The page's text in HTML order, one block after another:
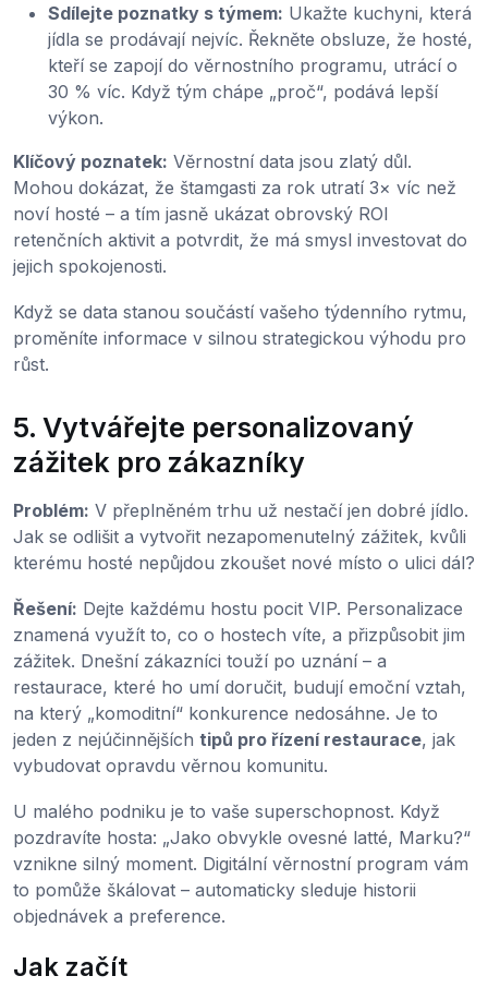
Sdílejte poznatky s týmem: Ukažte kuchyni, která
jídla se prodávají nejvíc. Řekněte obsluze, že hosté,
kteří se zapojí do věrnostního programu, utrácí o
30 % víc. Když tým chápe „proč“, podává lepší
výkon.
Klíčový poznatek: Věrnostní data jsou zlatý důl.
Mohou dokázat, že štamgasti za rok utratí 3× víc než
noví hosté – a tím jasně ukázat obrovský ROI
retenčních aktivit a potvrdit, že má smysl investovat do
jejich spokojenosti.
Když se data stanou součástí vašeho týdenního rytmu,
proměníte informace v silnou strategickou výhodu pro
růst.
5. Vytvářejte personalizovaný
zážitek pro zákazníky
Problém: V přeplněném trhu už nestačí jen dobré jídlo.
Jak se odlišit a vytvořit nezapomenutelný zážitek, kvůli
kterému hosté nepůjdou zkoušet nové místo o ulici dál?
Řešení: Dejte každému hostu pocit VIP. Personalizace
znamená využít to, co o hostech víte, a přizpůsobit jim
zážitek. Dnešní zákazníci touží po uznání – a
restaurace, které ho umí doručit, budují emoční vztah,
na který „komoditní“ konkurence nedosáhne. Je to
jeden z nejúčinnějších tipů pro řízení restaurace, jak
vybudovat opravdu věrnou komunitu.
U malého podniku je to vaše superschopnost. Když
pozdravíte hosta: „Jako obvykle ovesné latté, Marku?“
vznikne silný moment. Digitální věrnostní program vám
to pomůže škálovat – automaticky sleduje historii
objednávek a preference.
Jak začít